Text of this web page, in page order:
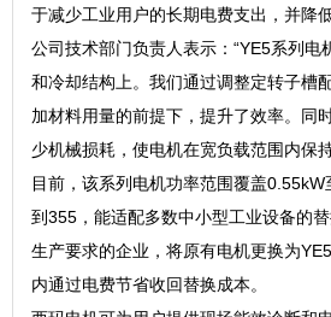
于减少工业用户的长期电费支出，并降
公司技术部门负责人表示：“YE5系列电
和冷却结构上。我们通过调整定转子槽
加材料用量的前提下，提升了效率。同
少机械损耗，使电机在宽负载范围内保
目前，该系列电机功率范围覆盖
到355，能适配多数中小型工业设备的
生产要求的企业，将原有电机更换为
内通过电费节省收回替换成本。